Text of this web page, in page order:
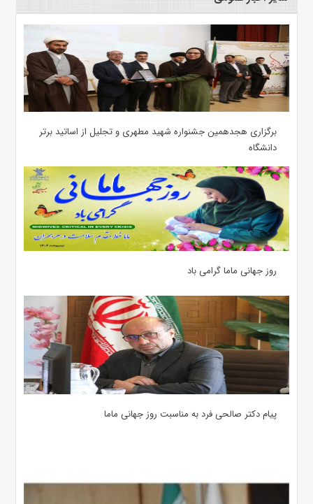
برگزاری هجدهمین جشنواره شهید مطهری و تجلیل از اساتید برتر
دانشگاه
روز جهانی ماما گرامی باد
پیام دکتر صالحی فرد به مناسبت روز جهانی ماما